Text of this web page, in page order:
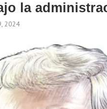
la
2024